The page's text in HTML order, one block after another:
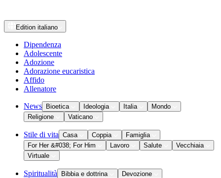
Edition italiano
Dipendenza
Adolescente
Adozione
Adorazione eucaristica
Affido
Allenatore
News Bioetica Ideologia Italia
Mondo
Religione
Vaticano
Stile di vita Casa Coppia
Famiglia
For Her &#038; For Him
Lavoro Salute
Vecchiaia
Virtuale
Spiritualità Bibbia e dottrina
Devozione